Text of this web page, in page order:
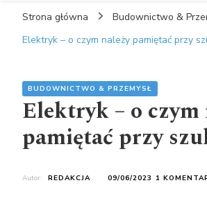
Strona główna
Budownictwo &
Elektryk – o czym należy pamiętać przy
BUDOWNICTWO & PRZEMYSŁ
Elektryk – o czym
pamiętać przy
Autor: REDAKCJA 09/06/2023 1